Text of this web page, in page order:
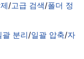
/고급 검색/폴더 정
괄 분리/일괄 압축/자